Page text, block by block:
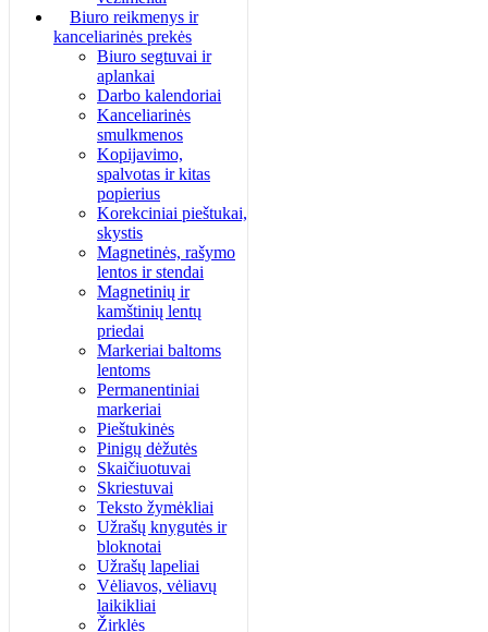
Biuro reikmenys ir
kanceliarinės prekės
Biuro segtuvai ir
aplankai
Darbo kalendoriai
Kanceliarinės
smulkmenos
Kopijavimo,
spalvotas ir kitas
popierius
Korekciniai pieštukai,
skystis
Magnetinės, rašymo
lentos ir stendai
Magnetinių ir
kamštinių lentų
priedai
Markeriai baltoms
lentoms
Permanentiniai
markeriai
Pieštukinės
Pinigų dėžutės
Skaičiuotuvai
Skriestuvai
Teksto žymėkliai
Užrašų knygutės ir
bloknotai
Užrašų lapeliai
Vėliavos, vėliavų
laikikliai
Žirklės